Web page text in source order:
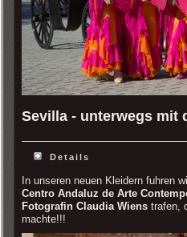
Sevilla - unterwegs mit
Details
In unseren neuen Kleidern fuhren
Centro Andaluz de Arte
Fotografin Claudia Wienstrafen,
machte!!!